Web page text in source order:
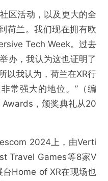
诱导行为
罪 其他
区活动，以及更大的全
荷兰。我们现在拥有欧
Tech Week。过去
办，我认为这也证明了
以我认为，荷兰在XR行
常强大的地位。”（编
，颁奖典礼从20
2024上，由Verti
Travel Games等8家V
台Home of XR在现场也